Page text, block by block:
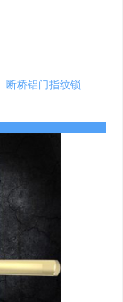
断桥铝门指纹锁